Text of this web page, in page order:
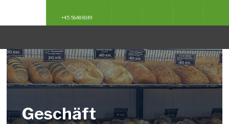
+45 5648 8149
​Geschäft